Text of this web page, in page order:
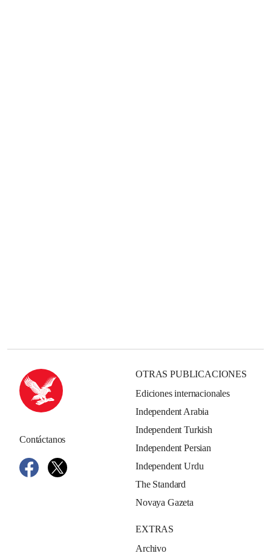
Contáctanos
OTRAS PUBLICACIONES
Ediciones internacionales
Independent Arabia
Independent Turkish
Independent Persian
Independent Urdu
The Standard
Novaya Gazeta
EXTRAS
Archivo